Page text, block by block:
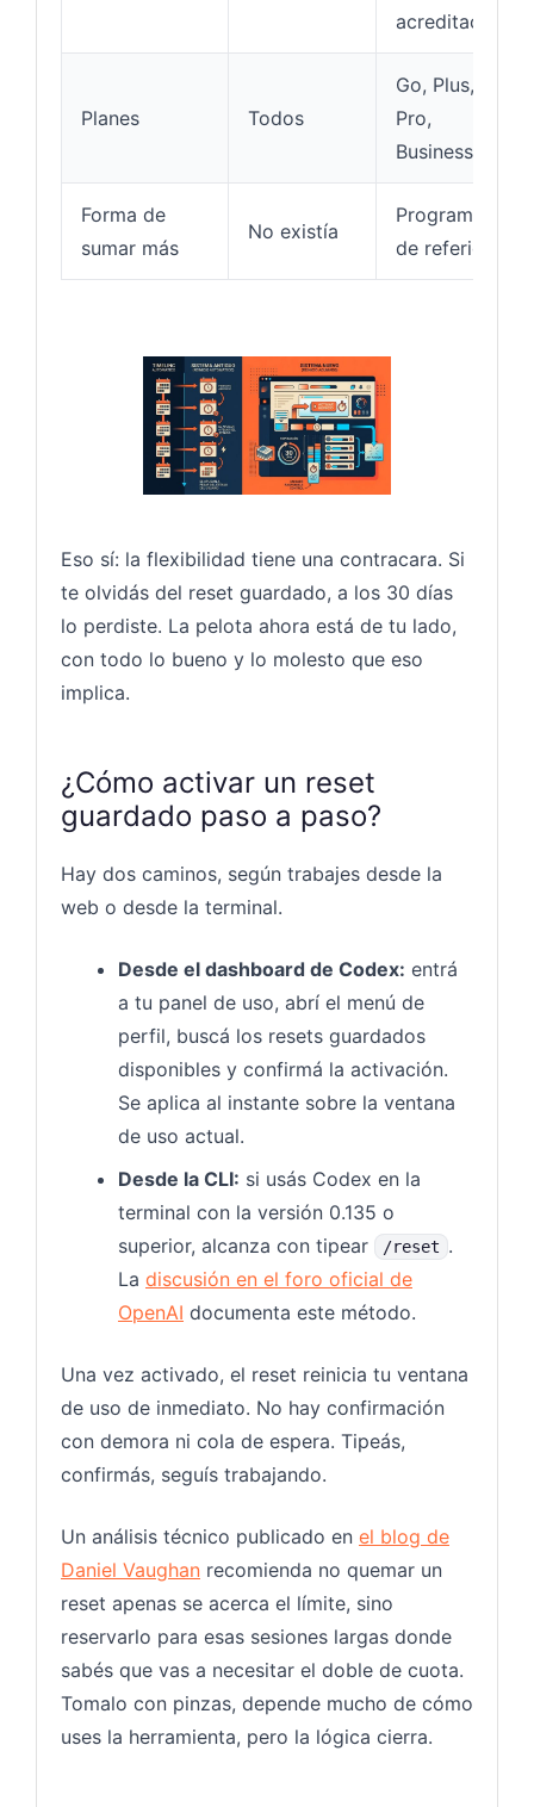
acreditación
Planes Todos
Go, Plus,
Pro,
Business
Forma de
sumar más
No existía
Programa
de referidos
Eso sí: la flexibilidad tiene una contracara. Si
te olvidás del reset guardado, a los 30 días
lo perdiste. La pelota ahora está de tu lado,
con todo lo bueno y lo molesto que eso
implica.
¿Cómo activar un reset
guardado paso a paso?
Hay dos caminos, según trabajes desde la
web o desde la terminal.
Desde el dashboard de Codex: entrá
a tu panel de uso, abrí el menú de
perfil, buscá los resets guardados
disponibles y confirmá la activación.
Se aplica al instante sobre la ventana
de uso actual.
Desde la CLI: si usás Codex en la
terminal con la versión 0.135 o
superior, alcanza con tipear
/reset .
La discusión en el foro oficial de
OpenAI documenta este método.
Una vez activado, el reset reinicia tu ventana
de uso de inmediato. No hay confirmación
con demora ni cola de espera. Tipeás,
confirmás, seguís trabajando.
Un análisis técnico publicado en el blog de
Daniel Vaughan recomienda no quemar un
reset apenas se acerca el límite, sino
reservarlo para esas sesiones largas donde
sabés que vas a necesitar el doble de cuota.
Tomalo con pinzas, depende mucho de cómo
uses la herramienta, pero la lógica cierra.